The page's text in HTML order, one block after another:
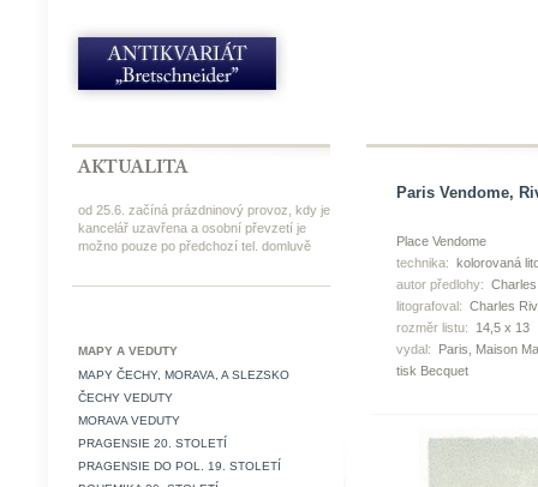
od 25.6. začíná prázdninový provoz, kdy je
kancelář uzavřena a osobní převzetí je
možno pouze po předchozí tel. domluvě
MAPY A VEDUTY
MAPY ČECHY, MORAVA, A SLEZSKO
ČECHY VEDUTY
MORAVA VEDUTY
PRAGENSIE 20. STOLETÍ
PRAGENSIE DO POL. 19. STOLETÍ
Paris Vendome,
Place Vendome
technika: kolorovaná
autor předlohy:
litografoval: Charles
rozměr listu:
14,5 x 13
vydal:
Paris, Maison
tisk Becquet